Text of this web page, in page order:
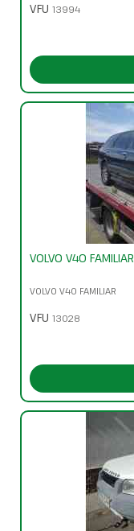
VFU 13994
VOLVO V40 FAMILIAR
VOLVO V40 FAMILIAR
VFU 13028